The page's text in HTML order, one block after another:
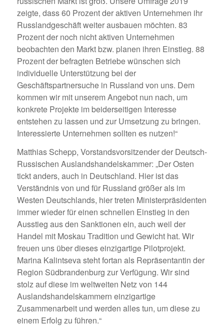
zeigte, dass 60 Prozent der aktiven Unternehmen ihr
Russlandgeschäft weiter ausbauen möchten. 83
Prozent der noch nicht aktiven Unternehmen
beobachten den Markt bzw. planen ihren Einstieg. 88
Prozent der befragten Betriebe wünschen sich
individuelle Unterstützung bei der
Geschäftspartnersuche in Russland von uns. Dem
kommen wir mit unserem Angebot nun nach, um
konkrete Projekte im beiderseitigen Interesse
entstehen zu lassen und zur Umsetzung zu bringen.
Interessierte Unternehmen sollten es nutzen!“
Matthias Schepp, Vorstandsvorsitzender der Deutsch-
Russischen Auslandshandelskammer: „Der Osten
tickt anders, auch in Deutschland. Hier ist das
Verständnis von und für Russland größer als im
Westen Deutschlands, hier treten Ministerpräsidenten
immer wieder für einen schnellen Einstieg in den
Ausstieg aus den Sanktionen ein, auch weil der
Handel mit Moskau Tradition und Gewicht hat. Wir
freuen uns über dieses einzigartige Pilotprojekt.
Marina Kalintseva steht fortan als Repräsentantin der
Region Südbrandenburg zur Verfügung. Wir sind
stolz auf diese im weltweiten Netz von 144
Auslandshandelskammern einzigartige
Zusammenarbeit und werden alles tun, um diese zu
einem Erfolg zu führen.“